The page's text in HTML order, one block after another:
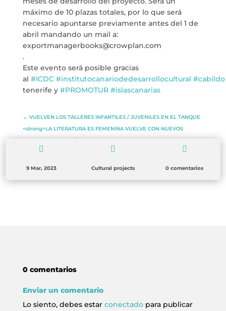
THE TANK CULTURAL SPACE
por
WE ARE TRANSPARENT
info@crowplan.com
922 28 00 28
máximo de 10 plazas totales, por lo que será
necesario apuntarse previamente antes del 1 de
abril mandando un mail a:
exportmanagerbooks@crowplan.com
.
Este evento será posible gracias
al #ICDC #institutocanariodedesarrollocultural #cabildo
tenerife y #PROMOTUR #islascanarias
← VUELVEN LOS TALLERES INFANTILES / JUVENILES EN EL TANQUE
<strong>LA LITERATURA ES FEMENINA VUELVE CON NUEVOS
PLANES ESTE 2023</strong>

9 Mar, 2023

Cultural projects

0 comentarios
0 comentarios
Enviar un comentario
Lo siento, debes estar conectadopara publicar